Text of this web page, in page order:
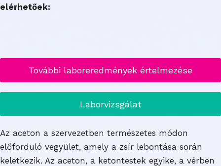
elérhetőek:
További laboreredmények értelmezése
Laborvizsgálat
Az aceton a szervezetben természetes módon
előforduló vegyület, amely a zsír lebontása során
keletkezik. Az aceton, a ketontestek egyike, a vérben